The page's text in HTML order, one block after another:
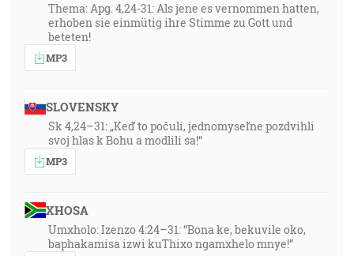
Thema: Apg. 4,24-31: Als jene es vernommen hatten,
erhoben sie einmütig ihre Stimme zu Gott und
beteten!
MP3
SLOVENSKY
Sk 4,24–31: „Keď to počuli, jednomyseľne pozdvihli
svoj hlas k Bohu a modlili sa!“
MP3
XHOSA
Umxholo: Izenzo 4:24–31: “Bona ke, bekuvile oko,
baphakamisa izwi kuThixo ngamxhelo mnye!”